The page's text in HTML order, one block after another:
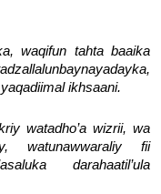
waqifun tahta baaika
ikhsaani.
watadho’a wizrii, wa
watunawwaraliy fii
darahaatil’ula